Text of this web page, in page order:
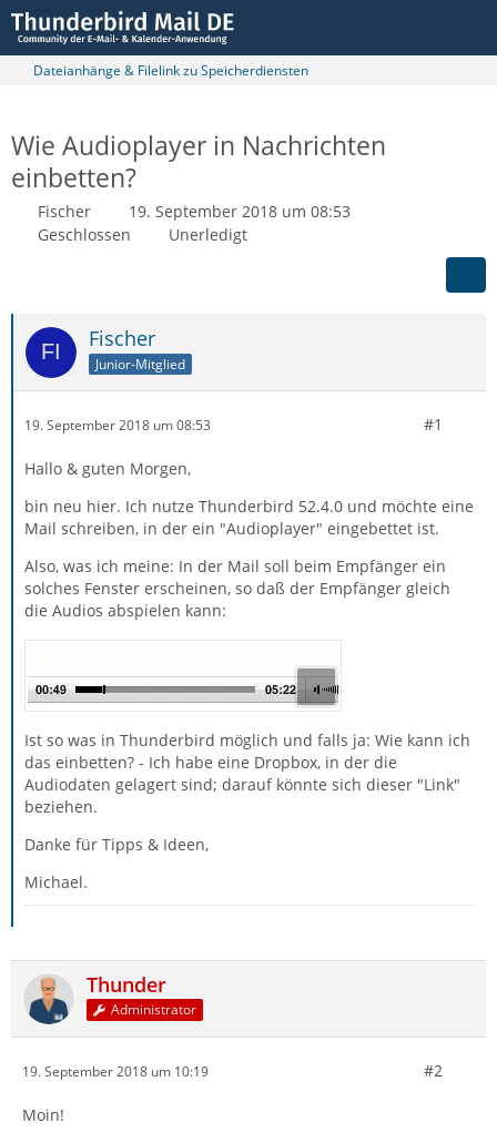
Dateianhänge & Filelink zu Speicherdiensten
Wie Audioplayer in Nachrichten
einbetten?
Fischer
19. September 2018 um 08:53
Geschlossen
Unerledigt
Fischer
Junior-Mitglied
19. September 2018 um 08:53 #1
Hallo & guten Morgen,
bin neu hier. Ich nutze Thunderbird 52.4.0 und möchte eine
Mail schreiben, in der ein "Audioplayer" eingebettet ist.
Also, was ich meine: In der Mail soll beim Empfänger ein
solches Fenster erscheinen, so daß der Empfänger gleich
die Audios abspielen kann:
Ist so was in Thunderbird möglich und falls ja: Wie kann ich
das einbetten? - Ich habe eine Dropbox, in der die
Audiodaten gelagert sind; darauf könnte sich dieser "Link"
beziehen.
Danke für Tipps & Ideen,
Michael.
Thunder
Administrator
19. September 2018 um 10:19 #2
Moin!